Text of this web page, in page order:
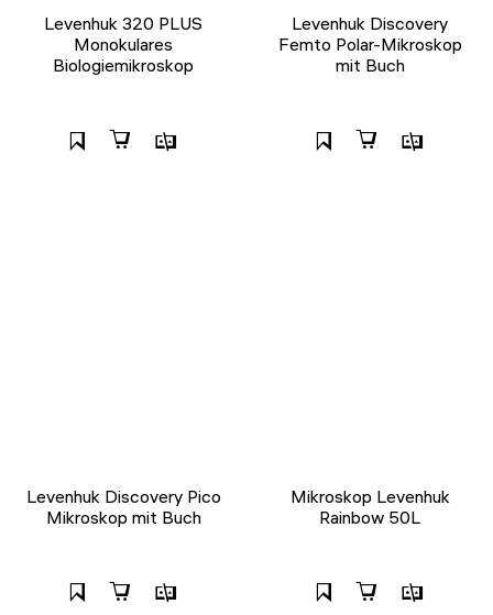
Levenhuk 320 PLUS
Monokulares
Biologiemikroskop
Levenhuk Discovery
Femto Polar-Mikroskop
mit Buch
Levenhuk Discovery Pico
Mikroskop mit Buch
Mikroskop Levenhuk
Rainbow 50L